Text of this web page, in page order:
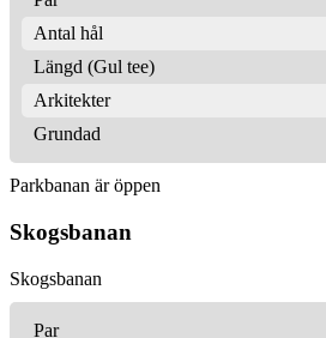
Antal hål
Längd (Gul tee)
Arkitekter
Grundad
Parkbanan är öppen
Skogsbanan
Skogsbanan
Par